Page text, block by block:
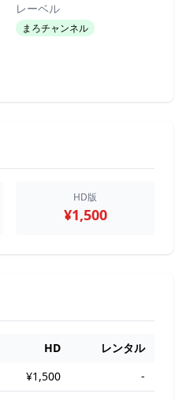
レーベル
まろチャンネル
HD版
¥1,500
HD
レンタル
¥1,500
-